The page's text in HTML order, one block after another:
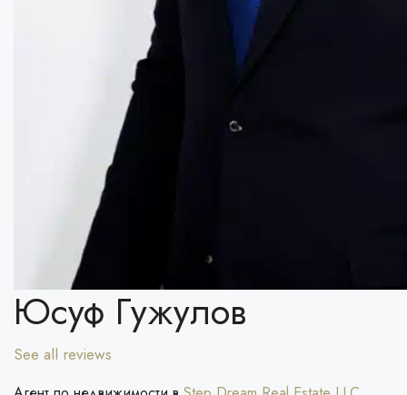
Юсуф Гужулов
See all reviews